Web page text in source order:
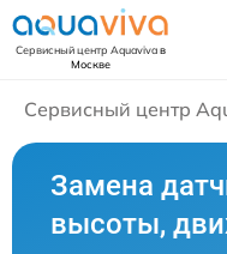
Сервисный центр Aquavivaв
Москве
Сервисный центр
Замена
высоты,